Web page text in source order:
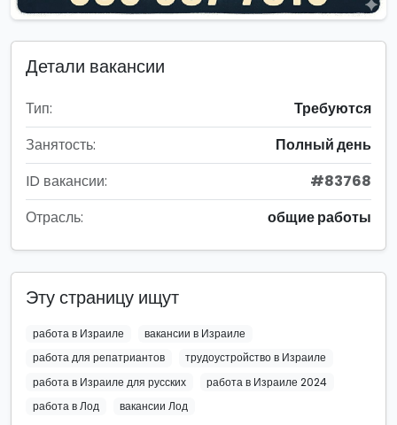
Детали вакансии
Тип:
Требуются
Занятость:
Полный день
ID вакансии:
#83768
Отрасль:
общие работы
Эту страницу ищут
работа в Израиле
вакансии в Израиле
работа для репатриантов
трудоустройство в Израиле
работа в Израиле для русских
работа в Израиле 2024
работа в Лод
вакансии Лод